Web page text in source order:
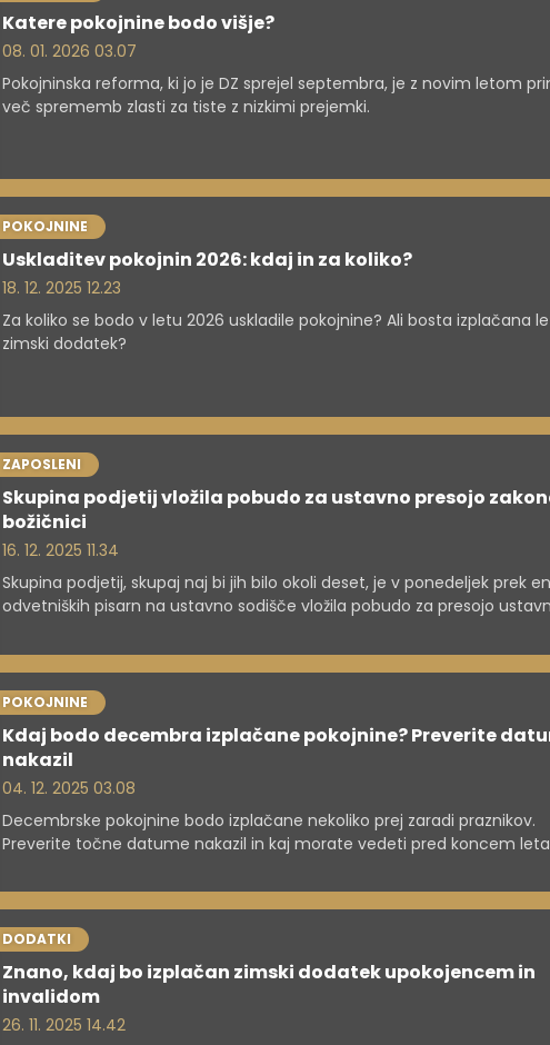
Katere pokojnine bodo višje?
08. 01. 2026 03.07
Pokojninska reforma, ki jo je DZ sprejel septembra, je z novim letom
več sprememb zlasti za tiste z nizkimi prejemki.
POKOJNINE
Uskladitev pokojnin 2026: kdaj in za koliko?
18. 12. 2025 12.23
Za koliko se bodo v letu 2026 uskladile pokojnine? Ali bosta izplačana
zimski dodatek?
ZAPOSLENI
Skupina podjetij vložila pobudo za ustavno presojo
božičnici
16. 12. 2025 11.34
Skupina podjetij, skupaj naj bi jih bilo okoli deset, je v ponedeljek prek
odvetniških pisarn na ustavno sodišče vložila pobudo za presojo
zadržanje izvajanja zakona, ali v celoti ali le v delu, ki prinaša obvezno
božičnico, sicer ni jasno.
POKOJNINE
Kdaj bodo decembra izplačane pokojnine? Preverite
nakazil
04. 12. 2025 03.08
Decembrske pokojnine bodo izplačane nekoliko prej zaradi praznikov.
Preverite točne datume nakazil in kaj morate vedeti pred koncem
DODATKI
Znano, kdaj bo izplačan zimski dodatek upokojencem in
invalidom
26. 11. 2025 14.42